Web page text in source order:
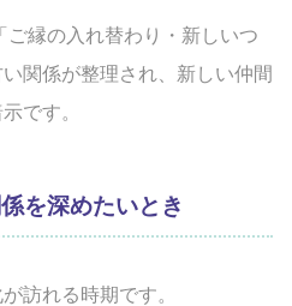
ご縁の入れ替わり・新しいつ
関係が整理され、新しい仲間
です。
を深めたいとき
訪れる時期です。